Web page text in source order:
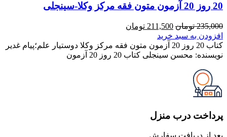
20 روز 20 آزمون متون فقه مرکز وکلا-سینجلی
235,000 تومان قیمت
اصلی
235,000 تومان
بود.
211,500 تومان
211,500 تومان
است.
افزودن به سبد خرید
کتاب 20 روز 20 آزمون متون فقه مرکز وکلا دوستیار علم؛پیام غدیر
نویسنده: محسن سینجلی کتاب 20 روز 20 آزمون
پرداخت درب منزل